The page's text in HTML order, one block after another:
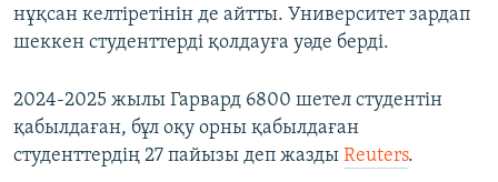
нұқсан келтіретінін де айтты. Университет зардап
шеккен студенттерді қолдауға уәде берді.
2024-2025 жылы Гарвард 6800 шетел студентін
қабылдаған, бұл оқу орны қабылдаған
студенттердің 27 пайызы деп жазды Reuters.